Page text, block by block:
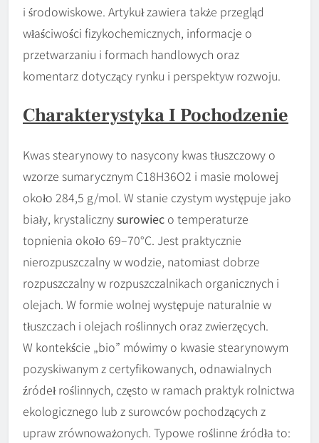
i środowiskowe. Artykuł zawiera także przegląd
właściwości fizykochemicznych, informacje o
przetwarzaniu i formach handlowych oraz
komentarz dotyczący rynku i perspektyw rozwoju.
Charakterystyka I Pochodzenie
Kwas stearynowy to nasycony kwas tłuszczowy o
wzorze sumarycznym C18H36O2 i masie molowej
około 284,5 g/mol. W stanie czystym występuje jako
biały, krystalicznysurowiec o temperaturze
topnienia około 69–70°C. Jest praktycznie
nierozpuszczalny w wodzie, natomiast dobrze
rozpuszczalny w rozpuszczalnikach organicznych i
olejach. W formie wolnej występuje naturalnie w
tłuszczach i olejach roślinnych oraz zwierzęcych.
W kontekście „bio” mówimy o kwasie stearynowym
pozyskiwanym z certyfikowanych, odnawialnych
źródeł roślinnych, często w ramach praktyk rolnictwa
ekologicznego lub z surowców pochodzących z
upraw zrównoważonych. Typowe roślinne źródła to: